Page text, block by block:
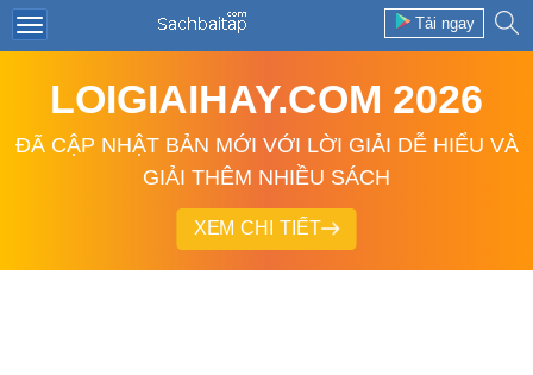
Tải ngay
LOIGIAIHAY.COM 2026
ĐÃ CẬP NHẬT BẢN MỚI VỚI LỜI GIẢI DỄ HIỂU VÀ
GIẢI THÊM NHIỀU SÁCH
XEM CHI TIẾT